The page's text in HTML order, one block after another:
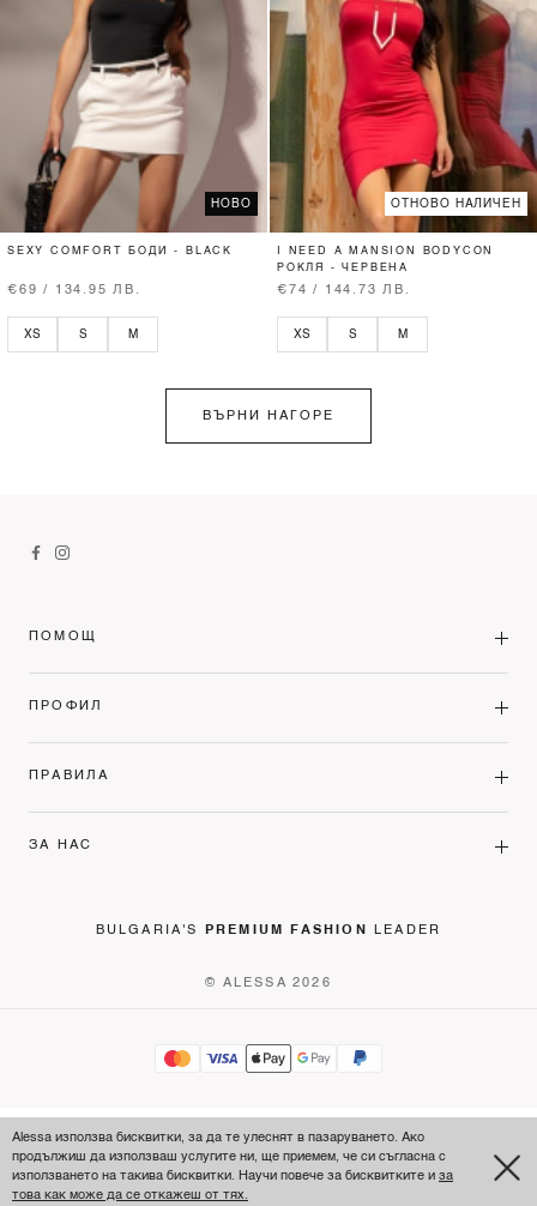
НОВО
SEXY COMFORT БОДИ - BLACK
€69 / 134.95 ЛВ.
XS S M
ОТНОВО НАЛИЧЕН
I NEED A MANSION BODYCON
РОКЛЯ - ЧЕРВЕНА
€74 / 144.73 ЛВ.
XS S M
ВЪРНИ НАГОРЕ
Alessa използва бисквитки, за да те улеснят в пазаруването. Ако
продължиш да използваш услугите ни, ще приемем, че си съгласна с
използването на такива бисквитки. Научи повече за бисквитките и за
това как може да се откажеш от тях.
ПОМОЩ
ПРОФИЛ
ПРАВИЛА
ЗА НАС
BULGARIA'S PREMIUM FASHION LEADER
© ALESSA 2026